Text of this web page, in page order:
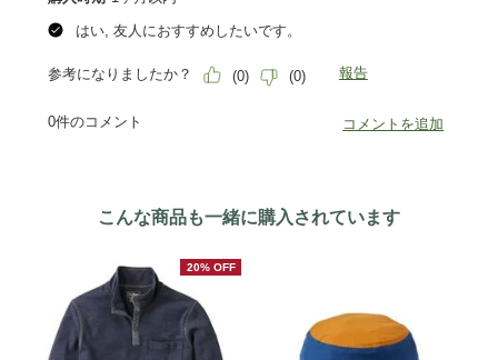
こんな商品も一緒に購入されています
20% OFF